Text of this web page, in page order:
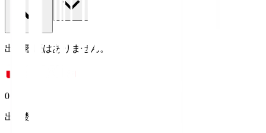
出場履歴はありません。
0
出場数